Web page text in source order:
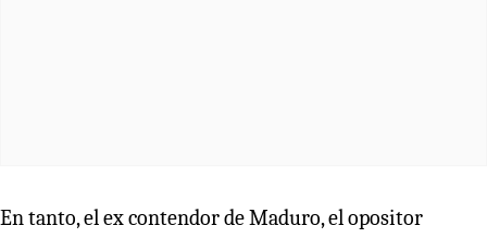
En tanto, el ex contendor de Maduro, el opositor